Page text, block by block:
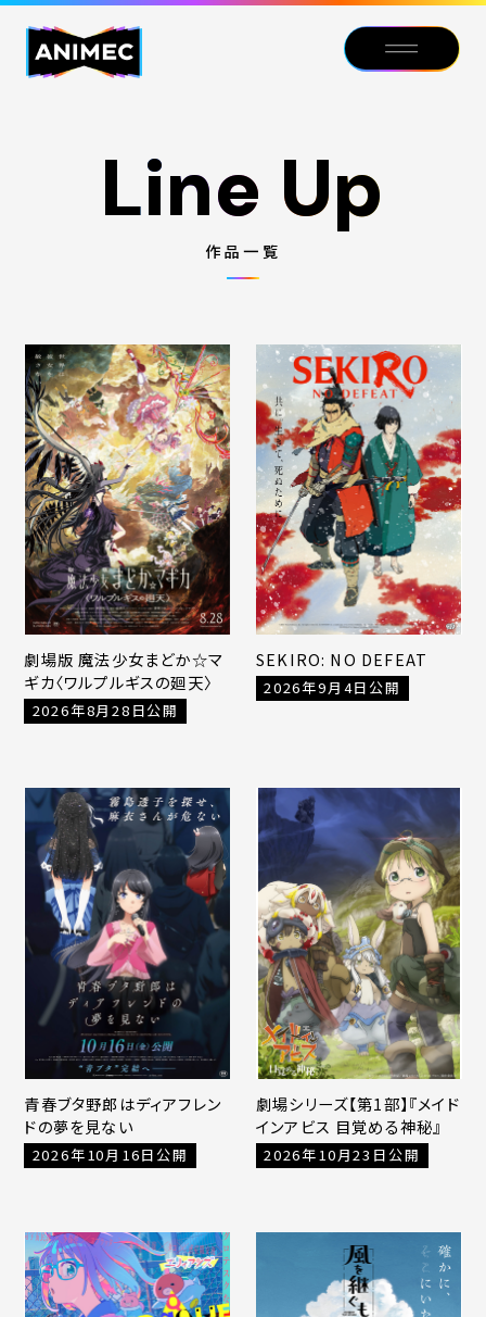
Line Up
Line Up
作品一覧
劇場版 魔法少女まどか☆マ
ギカ〈ワルプルギスの廻天〉
2026年8月28日公開
SEKIRO: NO DEFEAT
2026年9月4日公開
青春ブタ野郎はディアフレン
ドの夢を見ない
2026年10月16日公開
劇場シリーズ【第1部】『メイド
インアビス 目覚める神秘』
2026年10月23日公開